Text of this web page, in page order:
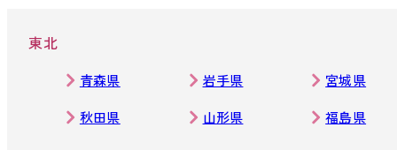
東北
青森県 岩手県
宮城県
秋田県
山形県 福島県